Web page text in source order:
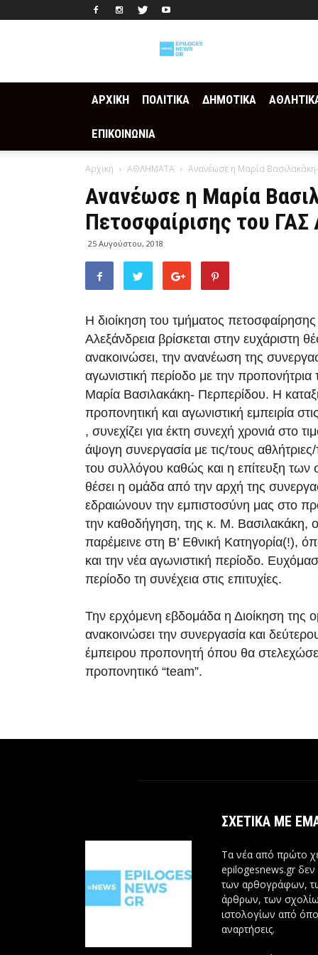
ΑΡΧΙΚΗ ΠΟΛΙΤΙΚΑ ΔΗΜΟΤΙΚΑ
ΕΠΙΚΟΙΝΩΝΙΑ
Αρχική ΑΘΛΗΜΑΤΑ Ανανέωσε η Μαρία
Ανανέωσε η Μαρία
Πετοσφαίρισης του ΓΑΣ
25 Αυγούστου, 2018
Η διοίκηση του τμήματος
Αλεξάνδρεια βρίσκεται στην ευχάριστη
ανακοινώσει, την ανανέωση της
αγωνιστική περίοδο με την
Μαρία Βασιλακάκη- Περπερίδου. Η
προπονητική και αγωνιστική εμπειρία
, συνεχίζει για έκτη συνεχή χρονιά στο
άψογη συνεργασία με τις/τους αθλήτριες/
του συλλόγου καθώς και η επίτευξη των
θέσει η ομάδα από την αρχή της
εδραιώνουν την εμπιστοσύνη μας στο
την καθοδήγηση, της κ. Μ. Βασιλακάκη,
παρέμεινε στη Β’ Εθνική Κατηγορία(!),
και την νέα αγωνιστική περίοδο.
περίοδο τη συνέχεια στις επιτυχίες.
Την ερχόμενη εβδομάδα η Διοίκηση της
ανακοινώσει την συνεργασία και
έμπειρου προπονητή όπου θα
προπονητικό “team”.
ΣΧΕΤΙΚΆ ΜΕ
Τα νέα από πρώτο
epilogesnews.gr δεν
των αρθογράφων,
άρθρων, των
ιστολογίων από
αναρτήσεις.